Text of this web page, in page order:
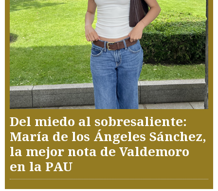
Del miedo al sobresaliente:
María de los Ángeles Sánchez,
la mejor nota de Valdemoro
en la PAU